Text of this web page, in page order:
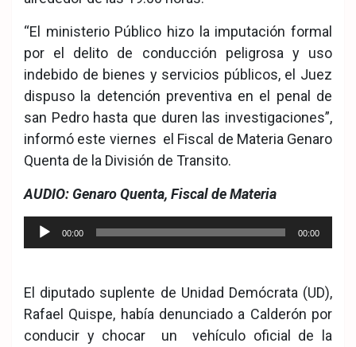
“El ministerio Público hizo la imputación formal
por el delito de conducción peligrosa y uso
indebido de bienes y servicios públicos, el Juez
dispuso la detención preventiva en el penal de
san Pedro hasta que duren las investigaciones”,
informó este viernes el Fiscal de Materia Genaro
Quenta de la División de Transito.
AUDIO: Genaro Quenta, Fiscal de Materia
Reproductor
de
00:00 00:00
El diputado suplente de Unidad Demócrata (UD),
Rafael Quispe, había denunciado a Calderón por
conducir y chocar un vehículo oficial de la